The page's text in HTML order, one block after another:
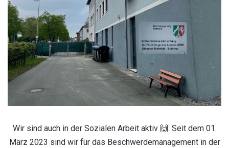
Wir sind auch in der Sozialen Arbeit aktiv 🙌. Seit dem 01.
März 2023 sind wir für das Beschwerdemanagement in der